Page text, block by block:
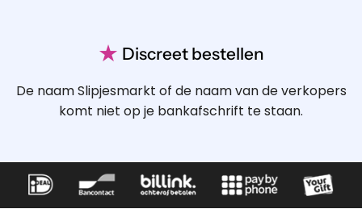
★ Discreet bestellen
De naam Slipjesmarkt of de naam van de verkopers
komt niet op je bankafschrift te staan.